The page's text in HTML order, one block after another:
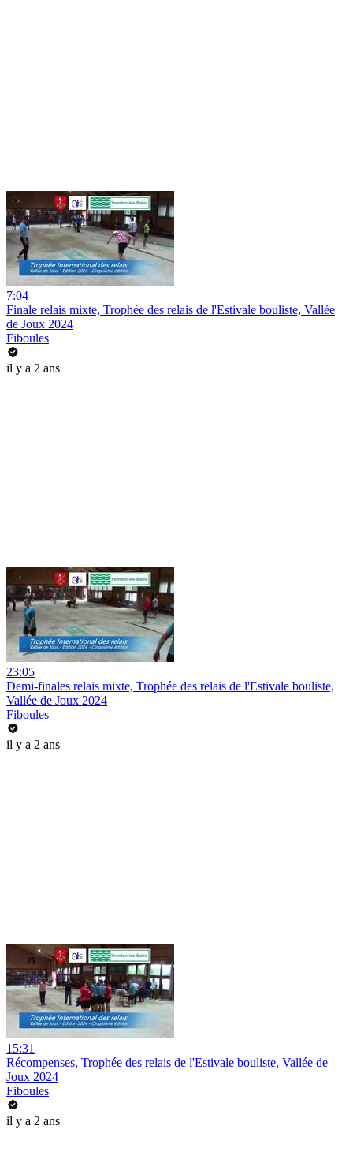
7:04
Finale relais mixte, Trophée des relais de l'Estivale bouliste, Vallée
de Joux 2024
Fiboules
il y a 2 ans
23:05
Demi-finales relais mixte, Trophée des relais de l'Estivale bouliste,
Vallée de Joux 2024
Fiboules
il y a 2 ans
15:31
Récompenses, Trophée des relais de l'Estivale bouliste, Vallée de
Joux 2024
Fiboules
il y a 2 ans